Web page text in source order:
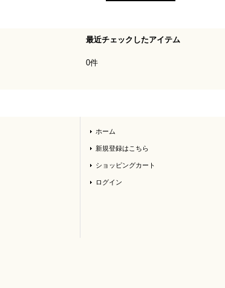
最近チェックしたアイテム
0件
ホーム
新規登録はこちら
ショッピングカート
ログイン